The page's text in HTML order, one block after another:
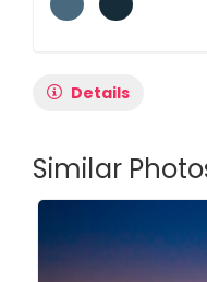
Details
Similar